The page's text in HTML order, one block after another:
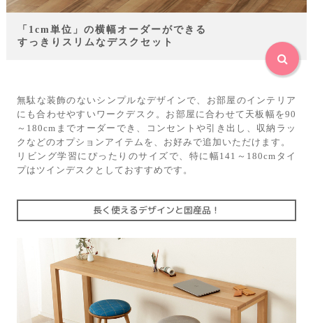
「1cm単位」の横幅オーダーができる
すっきりスリムなデスクセット
無駄な装飾のないシンプルなデザインで、お部屋のインテリア
にも合わせやすいワークデスク。お部屋に合わせて天板幅を90
～180cmまでオーダーでき、コンセントや引き出し、収納ラッ
クなどのオプションアイテムを、お好みで追加いただけます。
リビング学習にぴったりのサイズで、特に幅141～180cmタイ
プはツインデスクとしておすすめです。
長く使えるデザインと国産品！